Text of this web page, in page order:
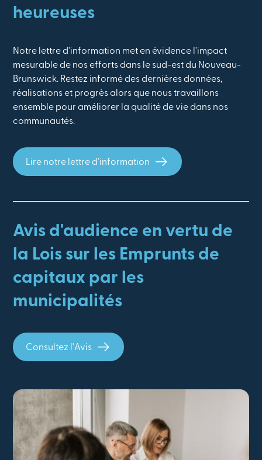
heureuses
Notre lettre d'information met en évidence l'impact
mesurable de nos efforts dans le sud-est du Nouveau-
Brunswick. Restez informé des dernières données,
réalisations et progrès alors que nous travaillons
ensemble pour améliorer la qualité de vie dans nos
communautés.
Lire notre lettre d'information
Avis d'audience en vertu de
la Lois sur les Emprunts de
capitaux par les
municipalités
Consultez l'Avis